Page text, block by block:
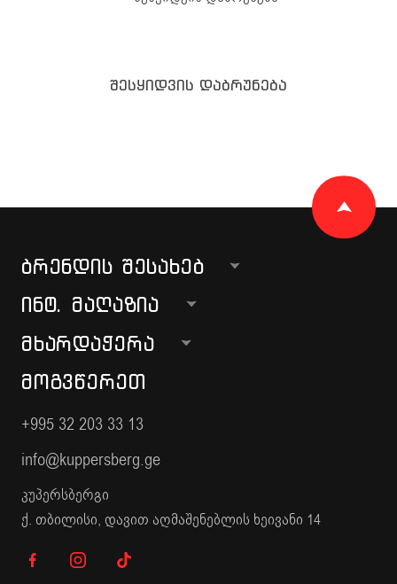
შესყიდვის დაბრუნება
ᲑᲠᲔᲜᲓᲘᲡ ᲨᲔᲡᲐᲮᲔᲑ
ᲘᲜᲢ. ᲛᲐᲦᲐᲖᲘᲐ
ᲛᲮᲐᲠᲓᲐᲭᲔᲠᲐ
ᲛᲝᲒᲕᲬᲔᲠᲔᲗ
+995 32 203 33 13
info@kuppersberg.ge
კუპერსბერგი
ქ. თბილისი, დავით აღმაშენებლის ხეივანი 14